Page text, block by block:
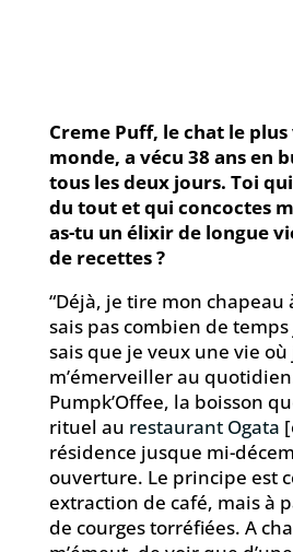
Creme Puff, le chat le
monde, a vécu 38 ans en
tous les deux jours. Toi
du tout et qui concoctes
as-tu un élixir de longue
de recettes ?
“Déjà, je tire mon chapeau
sais pas combien de
sais que je veux une vie
m’émerveiller au
Pumpk’Offee, la boisson
rituel au restaurant Ogata
résidence jusque mi-
ouverture. Le principe est
extraction de café, mais à
de courges torréfiées. A